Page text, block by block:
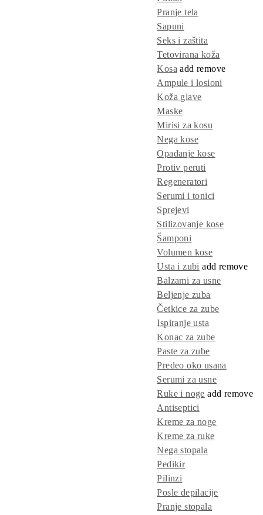
Pranje tela
Sapuni
Seks i zaštita
Tetovirana koža
Kosa addremove
Ampule i losioni
Koža glave
Maske
Mirisi za kosu
Nega kose
Opadanje kose
Protiv peruti
Regeneratori
Serumi i tonici
Sprejevi
Stilizovanje kose
Šamponi
Volumen kose
Usta i zubi add remove
Balzami za usne
Beljenje zuba
Četkice za zube
Ispiranje usta
Konac za zube
Paste za zube
Predeo oko usana
Serumi za usne
Ruke i noge add remove
Antiseptici
Kreme za noge
Kreme za ruke
Nega stopala
Pedikir
Pilinzi
Posle depilacije
Pranje stopala